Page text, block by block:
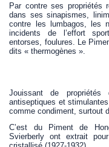
Par contre ses propriétés
dans ses sinapismes,
contre les lumbagos, les
incidents de l’effort
entorses, foulures. Le
dits « thermogènes ».
Jouissant de propriétés
antiseptiques et
comme condiment, surtout
C’est du Piment de
Svierberly ont extrait